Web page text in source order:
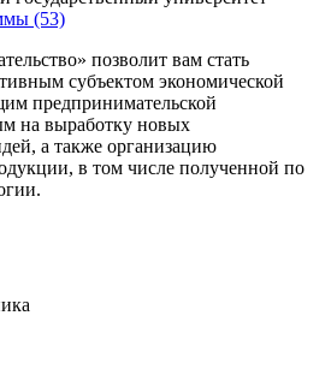
(53)
позволит вам стать
субъектом экономической
предпринимательской
на выработку новых
а также организацию
в том числе полученной по